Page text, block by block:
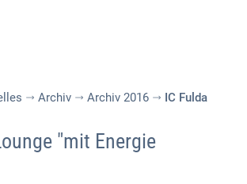
Archiv Archiv 2016 IC Fulda
"mit Energie